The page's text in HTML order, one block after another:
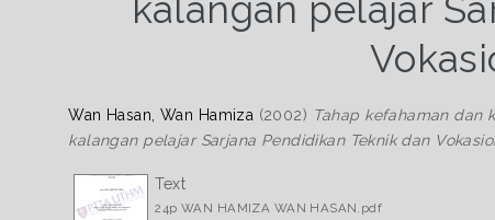
kalangan pelajar
Wan Hasan, Wan Hamiza (2002) Tahap kefahaman dan
kalangan pelajar Sarjana Pendidikan Teknik dan
Text
24p WAN HAMIZA WAN HASAN.pdf